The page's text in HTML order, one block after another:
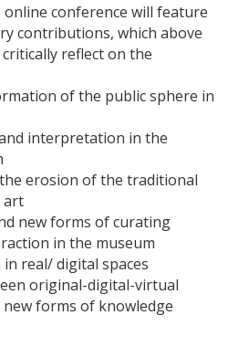
conference will feature
contributions, which above
reflect on the
of the public sphere in
interpretation in the
erosion of the traditional
art
new forms of curating
in the museum
real/ digital spaces
original-digital-virtual
forms of knowledge